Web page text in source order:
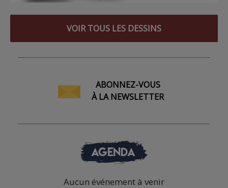
VOIR TOUS LES DESSINS
ABONNEZ-VOUS
À LA NEWSLETTER
AGENDA
Aucun événement à venir